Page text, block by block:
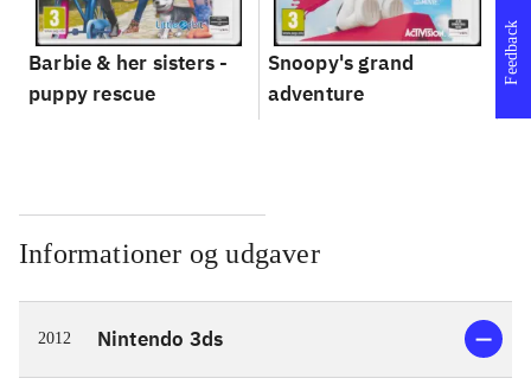
Barbie & her sisters -
puppy rescue
Snoopy's grand
adventure
Informationer og udgaver
2012 Nintendo 3ds
Feedback